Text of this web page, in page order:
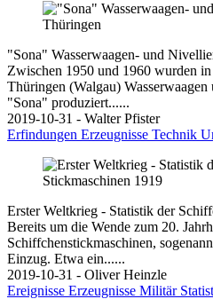
"Sona" Wasserwaagen- und
Zwischen 1950 und 1960 wurden
Thüringen (Walgau)
"Sona" produziert......
2019-10-31 - Walter Pfister
Erfindungen Erzeugnisse Technik
Erster Weltkrieg - Statistik der
Bereits um die Wende zum 20.
Schiffchenstickmaschinen,
Einzug. Etwa ein......
2019-10-31 - Oliver Heinzle
Ereignisse Erzeugnisse Militär